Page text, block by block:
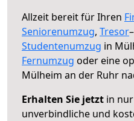
Allzeit bereit für Ihren
Seniorenumzug, Tresor
Studentenumzug in
Fernumzug oder eine
Mülheim an der Ruhr
Erhalten Sie jetzt in
unverbindliche und